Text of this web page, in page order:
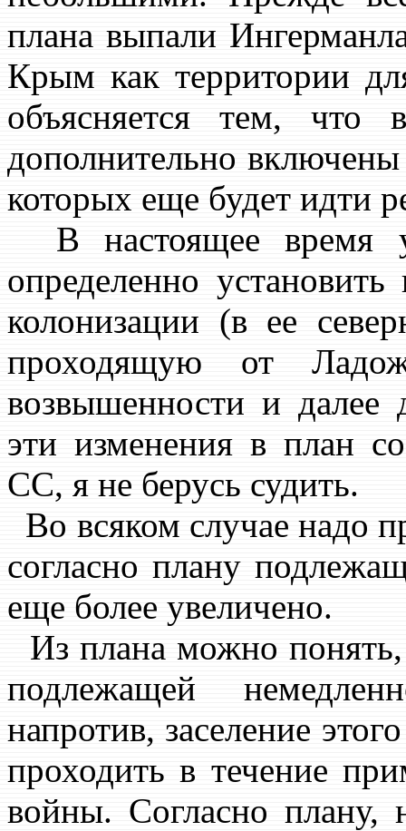
плана выпали
Крым как территории
объясняется тем,
дополнительно
которых еще будет идти
В настоящее время
определенно
колонизации (в ее
проходящую от
возвышенности и далее
эти изменения в план
СС, я не берусь судить.
Во всяком случае надо
согласно плану
еще более увеличено.
Из плана можно
подлежащей
напротив, заселение
проходить в течение
войны. Согласно плану,